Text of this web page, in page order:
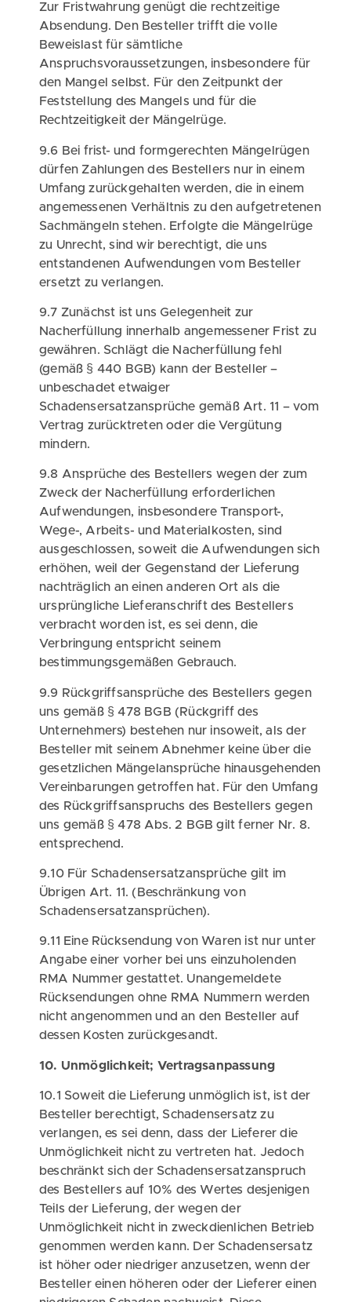
Zur Fristwahrung genügt die rechtzeitige
Absendung. Den Besteller trifft die volle
Beweislast für sämtliche
Anspruchsvoraussetzungen, insbesondere für
den Mangel selbst. Für den Zeitpunkt der
Feststellung des Mangels und für die
Rechtzeitigkeit der Mängelrüge.
9.6 Bei frist- und formgerechten Mängelrügen
dürfen Zahlungen des Bestellers nur in einem
Umfang zurückgehalten werden, die in einem
angemessenen Verhältnis zu den aufgetretenen
Sachmängeln stehen. Erfolgte die Mängelrüge
zu Unrecht, sind wir berechtigt, die uns
entstandenen Aufwendungen vom Besteller
ersetzt zu verlangen.
9.7 Zunächst ist uns Gelegenheit zur
Nacherfüllung innerhalb angemessener Frist zu
gewähren. Schlägt die Nacherfüllung fehl
(gemäß § 440 BGB) kann der Besteller –
unbeschadet etwaiger
Schadensersatzansprüche gemäß Art. 11 – vom
Vertrag zurücktreten oder die Vergütung
mindern.
9.8 Ansprüche des Bestellers wegen der zum
Zweck der Nacherfüllung erforderlichen
Aufwendungen, insbesondere Transport-,
Wege-, Arbeits- und Materialkosten, sind
ausgeschlossen, soweit die Aufwendungen sich
erhöhen, weil der Gegenstand der Lieferung
nachträglich an einen anderen Ort als die
ursprüngliche Lieferanschrift des Bestellers
verbracht worden ist, es sei denn, die
Verbringung entspricht seinem
bestimmungsgemäßen Gebrauch.
9.9 Rückgriffsansprüche des Bestellers gegen
uns gemäß § 478 BGB (Rückgriff des
Unternehmers) bestehen nur insoweit, als der
Besteller mit seinem Abnehmer keine über die
gesetzlichen Mängelansprüche hinausgehenden
Vereinbarungen getroffen hat. Für den Umfang
des Rückgriffsanspruchs des Bestellers gegen
uns gemäß § 478 Abs. 2 BGB gilt ferner Nr. 8.
entsprechend.
9.10 Für Schadensersatzansprüche gilt im
Übrigen Art. 11. (Beschränkung von
Schadensersatzansprüchen).
9.11 Eine Rücksendung von Waren ist nur unter
Angabe einer vorher bei uns einzuholenden
RMA Nummer gestattet. Unangemeldete
Rücksendungen ohne RMA Nummern werden
nicht angenommen und an den Besteller auf
dessen Kosten zurückgesandt.
10. Unmöglichkeit; Vertragsanpassung
10.1 Soweit die Lieferung unmöglich ist, ist der
Besteller berechtigt, Schadensersatz zu
verlangen, es sei denn, dass der Lieferer die
Unmöglichkeit nicht zu vertreten hat. Jedoch
beschränkt sich der Schadensersatzanspruch
des Bestellers auf 10% des Wertes desjenigen
Teils der Lieferung, der wegen der
Unmöglichkeit nicht in zweckdienlichen Betrieb
genommen werden kann. Der Schadensersatz
ist höher oder niedriger anzusetzen, wenn der
Besteller einen höheren oder der Lieferer einen